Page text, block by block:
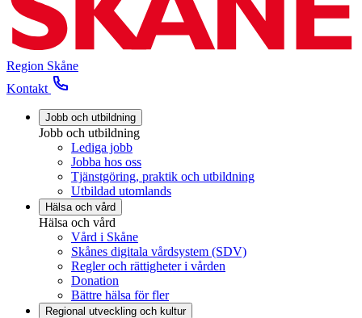
Region Skåne
Kontakt
Jobb och utbildning
Jobb och utbildning
Lediga jobb
Jobba hos oss
Tjänstgöring, praktik och utbildning
Utbildad utomlands
Hälsa och vård
Hälsa och vård
Vård i Skåne
Skånes digitala vårdsystem (SDV)
Regler och rättigheter i vården
Donation
Bättre hälsa för fler
Regional utveckling och kultur